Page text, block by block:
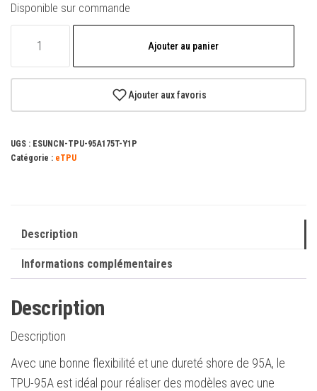
Disponible sur commande
95A
1Kg
Ajouter au panier
Ajouter aux favoris
UGS : ESUNCN-TPU-95A175T-Y1P
Catégorie : eTPU
Description
Informations complémentaires
Description
Description
Avec une bonne flexibilité et une dureté shore de 95A, le
TPU-95A est idéal pour réaliser des modèles avec une